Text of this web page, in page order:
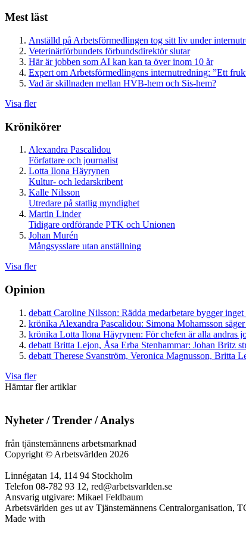
Mest läst
Anställd på Arbetsförmedlingen tog sitt liv under
Veterinärförbundets förbundsdirektör slutar
Här är jobben som AI kan kan ta över inom 10 år
Expert om Arbetsförmedlingens internutredning: ”Ett
Vad är skillnaden mellan HVB-hem och Sis-hem?
Visa fler
Krönikörer
Alexandra Pascalidou
Författare och journalist
Lotta Ilona Häyrynen
Kultur- och ledarskribent
Kalle Nilsson
Utredare på statlig myndighet
Martin Linder
Tidigare ordförande PTK och Unionen
Johan Murén
Mångsysslare utan anställning
Visa fler
Opinion
debatt Caroline Nilsson: Rädda medarbetare bygger
krönika Alexandra Pascalidou: Simona Mohamsson
krönika Lotta Ilona Häyrynen: För chefen är alla andras
debatt Britta Lejon, Åsa Erba Stenhammar: Johan Britz
debatt Therese Svanström, Veronica Magnusson, Britta
Visa fler
Hämtar fler artiklar
Nyheter / Trender / Analys
från tjänstemännens arbetsmarknad
Copyright © Arbetsvärlden 2026
Linnégatan 14, 114 94 Stockholm
Telefon 08-782 93 12, red@arbetsvarlden.se
Ansvarig utgivare: Mikael Feldbaum
Arbetsvärlden ges ut av Tjänstemännens Centralorganisation,
Made with